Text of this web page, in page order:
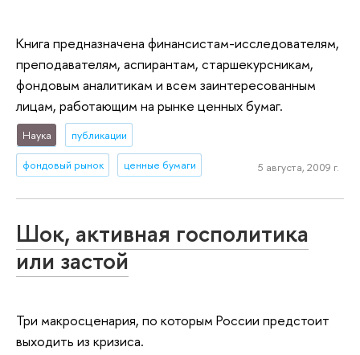
Книга предназначена финансистам-исследователям,
преподавателям, аспирантам, старшекурсникам,
фондовым аналитикам и всем заинтересованным
лицам, работающим на рынке ценных бумаг.
Наука публикации
фондовый рынок ценные бумаги 5 августа, 2009 г.
Шок, активная госполитика
или застой
Три макросценария, по которым России предстоит
выходить из кризиса.